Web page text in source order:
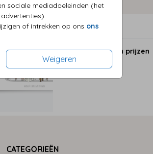
sociale mediadoeleinden (het
of intrekken op ons ons
Weigeren
Formaten en prijzen
CATEGORIEËN